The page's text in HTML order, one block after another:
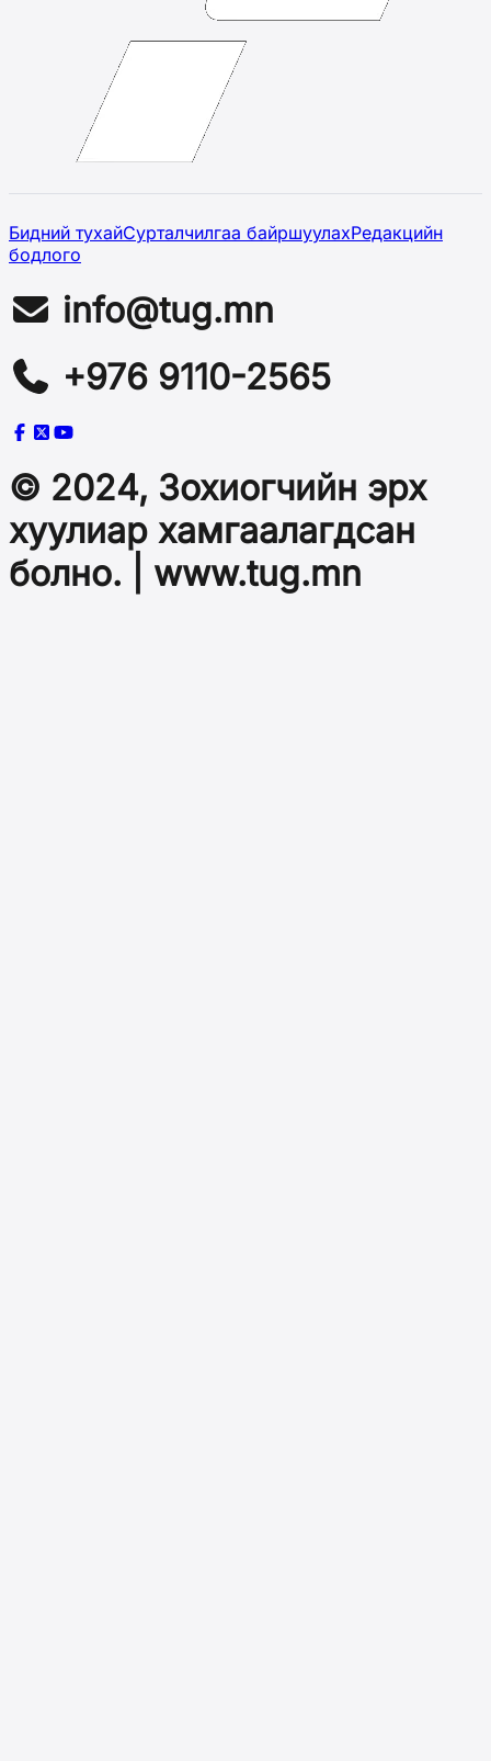
Бидний тухайСурталчилгаа байршуулахРедакцийн
бодлого
info@tug.mn
+976 9110-2565
© 2024, Зохиогчийн эрх
хуулиар хамгаалагдсан
болно. | www.tug.mn